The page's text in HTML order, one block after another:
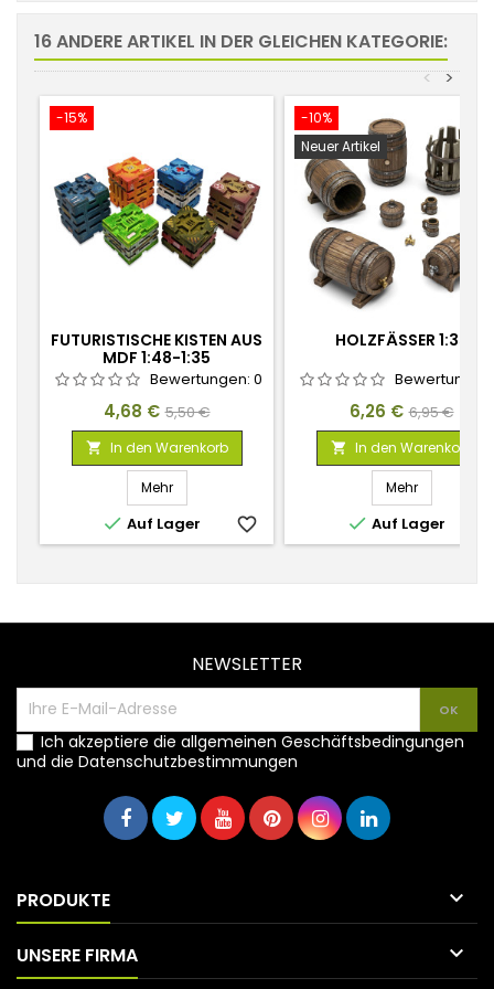
16 ANDERE ARTIKEL IN DER GLEICHEN KATEGORIE:
>
<
-15%
FUTURISTISCHE KISTEN AUS
MDF 1:48-1:35
Bewertungen: 0
Preis
4,68 € Verkaufspreis
5,50 €
 In den Warenkorb
Mehr
 Auf Lager favorite_border
-10%
Neuer Artikel
HOLZFÄSSER 1:35
Preis
6,26 € 6,95 €
 In den Warenkorb
Mehr
 Auf Lager
NEWSLETTER
Ich akzeptiere die allgemeinen Geschäftsbedingungen
und die Datenschutzbestimmungen
PRODUKTE 
UNSERE FIRMA 